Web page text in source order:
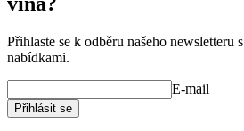
Přihlaste se k odběru našeho newsletteru
nabídkami.
E-mail
Přihlásit se